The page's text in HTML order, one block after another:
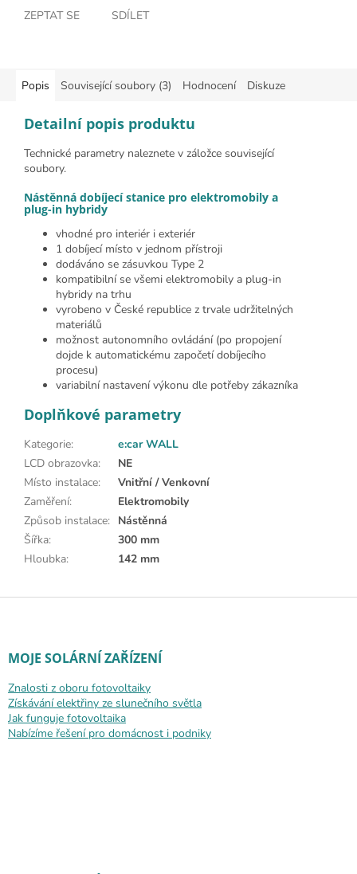
ZEPTAT SE SDÍLET
Popis Související soubory (3) Hodnocení Diskuze
Detailní popis produktu
Technické parametry naleznete v záložce související
soubory.
Nástěnná dobíjecí stanice pro elektromobily a
plug-in hybridy
vhodné pro interiér i exteriér
1 dobíjecí místo v jednom přístroji
dodáváno se zásuvkou Type 2
kompatibilní se všemi elektromobily a plug-in
hybridy na trhu
vyrobeno v České republice z trvale udržitelných
materiálů
možnost autonomního ovládání (po propojení
dojde k automatickému započetí dobíjecího
procesu)
variabilní nastavení výkonu dle potřeby zákazníka
Doplňkové parametry
Kategorie:
e:car WALL
LCD obrazovka:
NE
Místo instalace:
Vnitřní / Venkovní
Zaměření:
Elektromobily
Způsob instalace: Nástěnná
Šířka:
300 mm
Hloubka: 142 mm
Zápatí
MOJE SOLÁRNÍ ZAŘÍZENÍ
Znalosti z oboru fotovoltaiky
Získávání elektřiny ze slunečního světla
Jak funguje fotovoltaika
Nabízíme řešení pro domácnost i podniky